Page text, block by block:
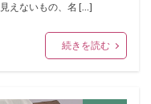
えないもの、名 […]
続きを読む